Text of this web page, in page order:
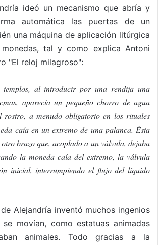
ideó un mecanismo que abría y
automática las puertas de un
una máquina de aplicación litúrgica
tal y como explica Antoni
"El reloj milagroso":
al introducir por una rendija una
aparecía un pequeño chorro de agua
rostro, a menudo obligatorio en los rituales
caía en un extremo de una palanca. Ésta
brazo que, acoplado a un válvula, dejaba
la moneda caía del extremo, la válvula
inicial, interrumpiendo el flujo del líquido
Alejandría inventó muchos ingenios
se movían, como estatuas animadas
animales. Todo gracias a la